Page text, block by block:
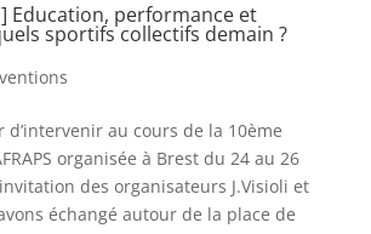
Education, performance et
sportifs collectifs demain ?
d’intervenir au cours de la 10ème
organisée à Brest du 24 au 26
des organisateurs J.Visioli et
échangé autour de la place de